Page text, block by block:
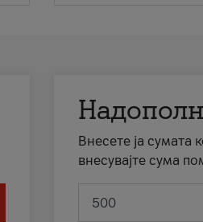
Внесете ја сумата
внесувајте сума